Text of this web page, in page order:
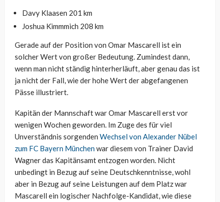
Davy Klaasen 201 km
Joshua Kimmmich 208 km
Gerade auf der Position von Omar Mascarell ist ein
solcher Wert von großer Bedeutung. Zumindest dann,
wenn man nicht ständig hinterherläuft, aber genau das ist
ja nicht der Fall, wie der hohe Wert der abgefangenen
Pässe illustriert.
Kapitän der Mannschaft war Omar Mascarell erst vor
wenigen Wochen geworden. Im Zuge des für viel
Unverständnis sorgenden Wechsel von Alexander Nübel
zum FC Bayern Münchenwar diesem von Trainer David
Wagner das Kapitänsamt entzogen worden. Nicht
unbedingt in Bezug auf seine Deutschkenntnisse, wohl
aber in Bezug auf seine Leistungen auf dem Platz war
Mascarell ein logischer Nachfolge-Kandidat, wie diese